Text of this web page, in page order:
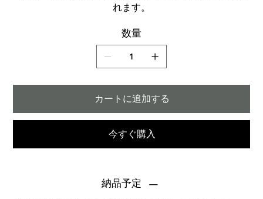
れます。
数量
カートに追加する
今すぐ購入
納品予定